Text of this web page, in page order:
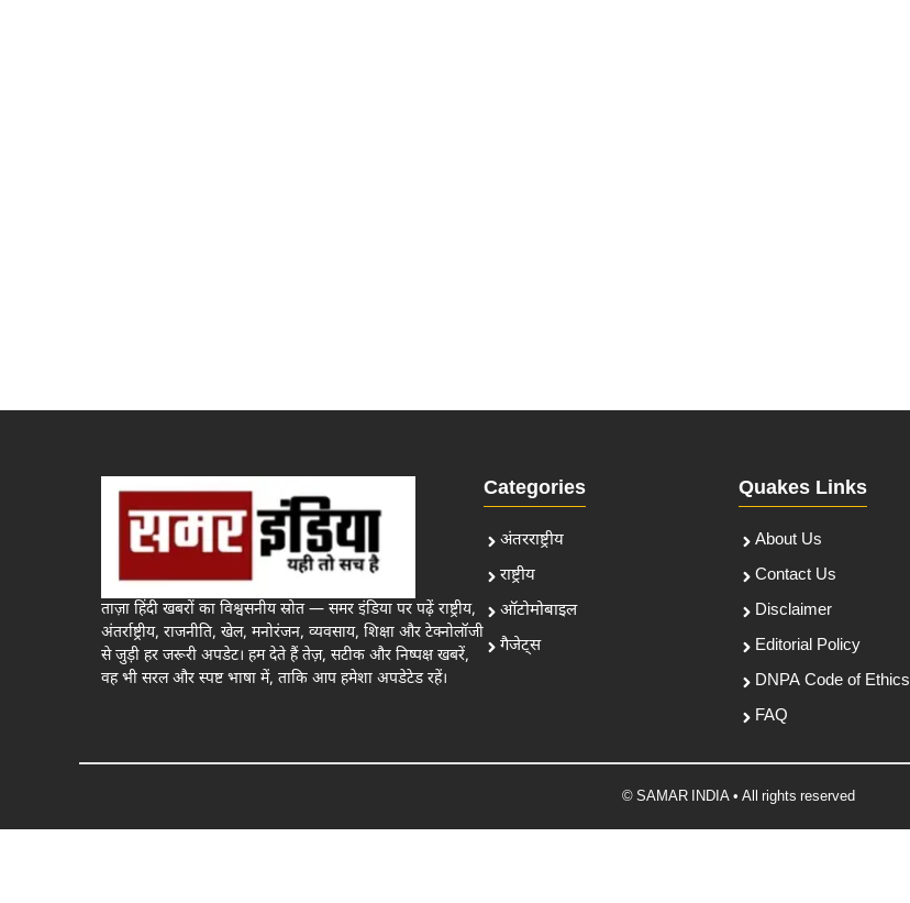
ताज़ा हिंदी खबरों का विश्वसनीय स्रोत — समर इंडिया पर पढ़ें राष्ट्रीय,
अंतर्राष्ट्रीय, राजनीति, खेल, मनोरंजन, व्यवसाय, शिक्षा और टेक्नोलॉजी
से जुड़ी हर जरूरी अपडेट। हम देते हैं तेज़, सटीक और निष्पक्ष खबरें,
वह भी सरल और स्पष्ट भाषा में, ताकि आप हमेशा अपडेटेड रहें।
Categories
अंतरराष्ट्रीय
राष्ट्रीय
ऑटोमोबाइल
गैजेट्स
Quakes Links
About Us
Contact Us
Disclaimer
Editorial Policy
DNPA Code of Ethics
FAQ
© SAMAR INDIA • All rights reserved